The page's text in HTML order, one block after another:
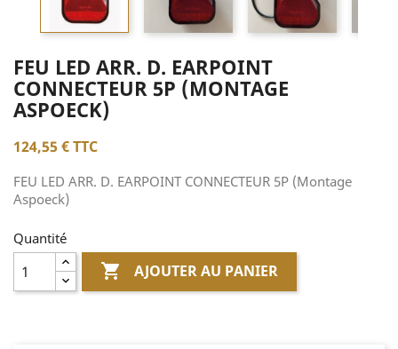
FEU LED ARR. D. EARPOINT
CONNECTEUR 5P (MONTAGE
ASPOECK)
124,55 €TTC
FEU LED ARR. D. EARPOINT CONNECTEUR 5P (Montage
Aspoeck)
Quantité
 AJOUTER AU PANIER